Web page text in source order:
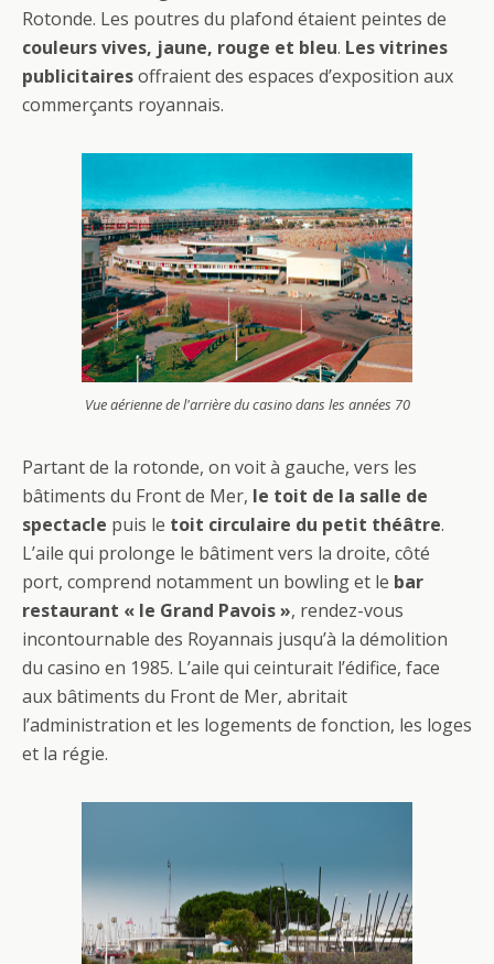
Rotonde. Les poutres du plafond étaient peintes de
couleurs vives, jaune, rouge et bleu. Les vitrines
publicitairesoffraient des espaces d’exposition aux
commerçants royannais.
Vue aérienne de l'arrière du casino dans les années 70
Partant de la rotonde, on voit à gauche, vers les
bâtiments du Front de Mer, le toit de la salle de
spectacle puis le toit circulaire du petit théâtre.
L’aile qui prolonge le bâtiment vers la droite, côté
port, comprend notamment un bowling et le bar
restaurant « le Grand Pavois », rendez-vous
incontournable des Royannais jusqu’à la démolition
du casino en 1985. L’aile qui ceinturait l’édifice, face
aux bâtiments du Front de Mer, abritait
l’administration et les logements de fonction, les loges
et la régie.